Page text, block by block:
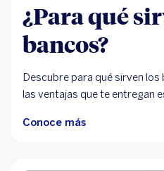
¿Para qué
bancos?
Descubre para qué sirven
las ventajas que te entregan
Conoce más